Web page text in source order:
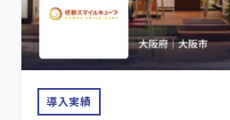
導入実績